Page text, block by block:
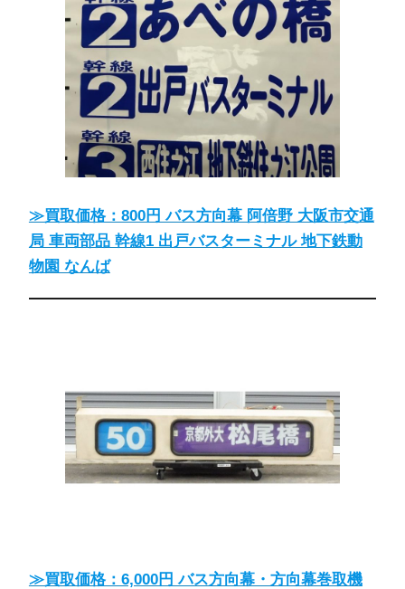
≫買取価格：800円 バス方向幕 阿倍野 大阪市交通
局 車両部品 幹線1 出戸バスターミナル 地下鉄動
物園 なんば
≫買取価格：6,000円 バス方向幕・方向幕巻取機